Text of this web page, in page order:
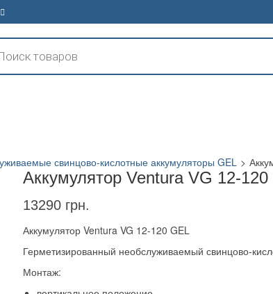
свинцово-кислотные аккумуляторы GEL >
Аккумулятор Ventura VG 12-120
13290 грн.
Аккумулятор Ventura VG 12-120 GEL
Герметизированный необслуживаемый свинцово-
Монтаж: